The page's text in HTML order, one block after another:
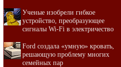
Ученые изобрели гибкое
устройство, преобразующее
сигналы Wi-Fi в электричество
Ford создала «умную» кровать,
решающую проблему многих
семейных пар